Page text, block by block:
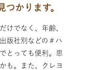
つかります。
けでなく、年齢、
版社別などの＃ハ
とっても便利。思
も。また、クレヨ